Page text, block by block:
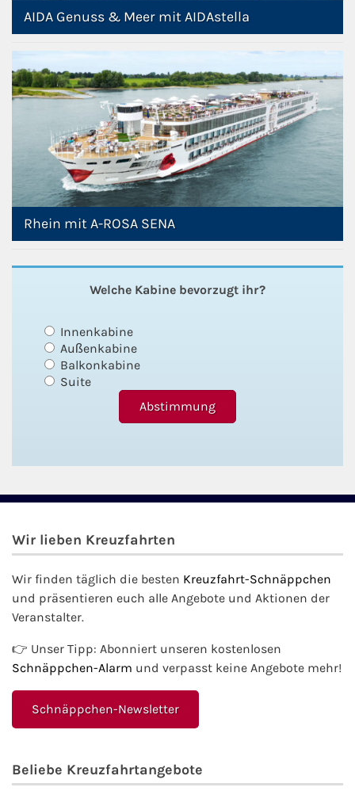
AIDA Genuss & Meer mit AIDAstella
Rhein mit A-ROSA SENA
Welche Kabine bevorzugt ihr?
Innenkabine
Außenkabine
Balkonkabine
Suite
Wir lieben Kreuzfahrten
Wir finden täglich die besten Kreuzfahrt-Schnäppchen
und präsentieren euch alle Angebote und Aktionen der
Veranstalter.
👉 Unser Tipp: Abonniert unseren kostenlosen
Schnäppchen-Alarm und verpasst keine Angebote mehr!
Schnäppchen-Newsletter
Beliebe Kreuzfahrtangebote